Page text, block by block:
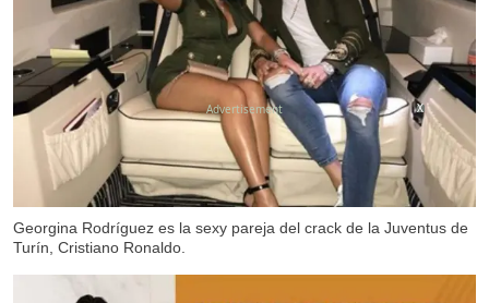
Georgina Rodríguez es la sexy pareja del crack de la Juventus de
Turín, Cristiano Ronaldo.
X